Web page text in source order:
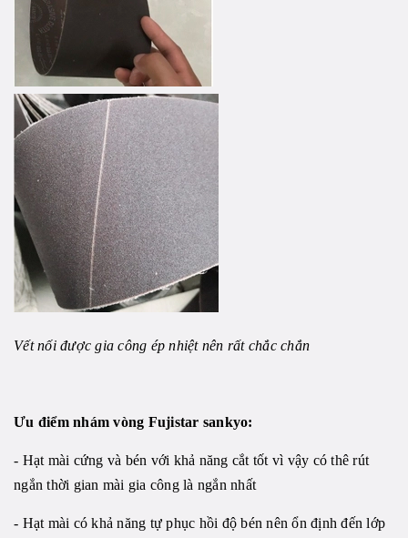
Vết nối được gia công ép nhiệt nên rất chắc chắn
Ưu điểm nhám vòng Fujistar sankyo:
- Hạt mài cứng và bén với khả năng cắt tốt vì vậy có thê rút
ngắn thời gian mài gia công là ngắn nhất
- Hạt mài có khả năng tự phục hồi độ bén nên ổn định đến lớp